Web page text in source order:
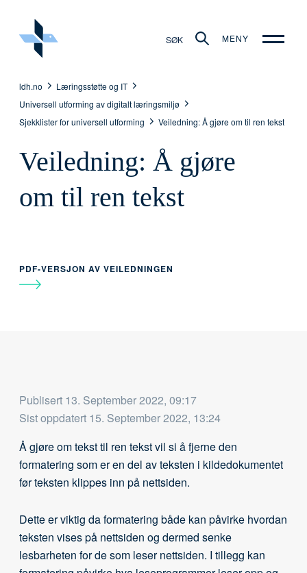
SØK MENY
ldh.no
Læringsstøtte og IT
Universell utforming av digitalt læringsmiljø
Sjekklister for universell utforming
Veiledning: Å gjøre om til ren tekst
Veiledning: Å gjøre
om til ren tekst
PDF-VERSJON AV VEILEDNINGEN
Publisert 13. September 2022, 09:17
Sist oppdatert 15. September 2022, 13:24
Å gjøre om tekst til ren tekst vil si å fjerne den
formatering som er en del av teksten i kildedokumentet
før teksten klippes inn på nettsiden.
Dette er viktig da formatering både kan påvirke hvordan
teksten vises på nettsiden og dermed senke
lesbarheten for de som leser nettsiden. I tillegg kan